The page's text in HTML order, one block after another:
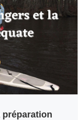
préparation